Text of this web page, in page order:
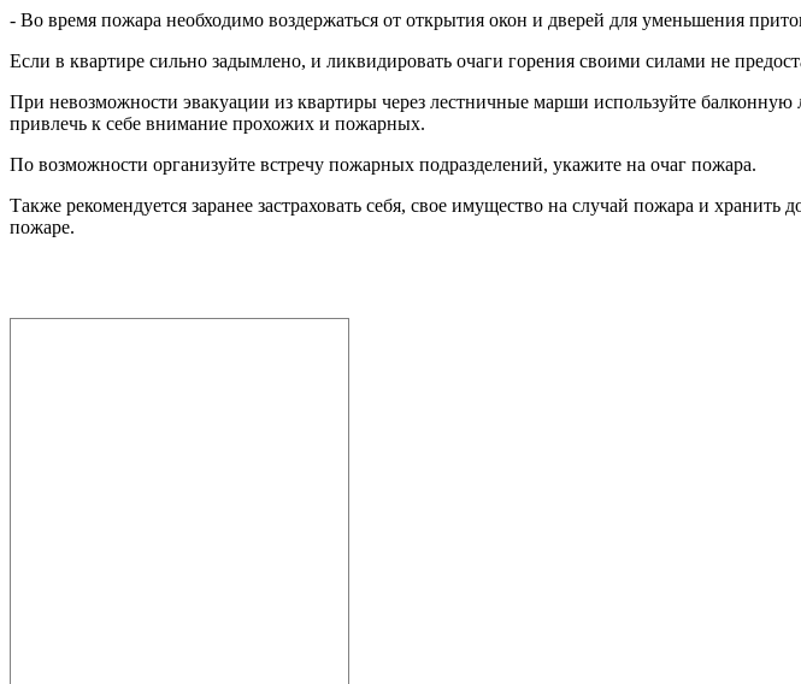
- Во время пожара необходимо воздержаться от открытия окон и дверей для уменьшения
Если в квартире сильно задымлено, и ликвидировать очаги горения своими силами не
При невозможности эвакуации из квартиры через лестничные марши используйте балконную
привлечь к себе внимание прохожих и пожарных.
По возможности организуйте встречу пожарных подразделений, укажите на очаг пожара.
Также рекомендуется заранее застраховать себя, свое имущество на случай пожара и
пожаре.